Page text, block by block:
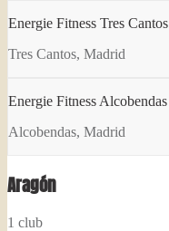
Energie Fitness Tres Cantos
Tres Cantos, Madrid
Energie Fitness Alcobendas
Alcobendas, Madrid
Aragón
1 club